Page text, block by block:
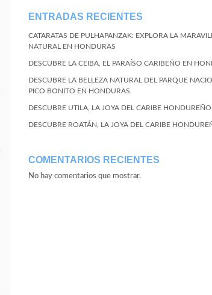
ENTRADAS RECIENTES
CATARATAS DE PULHAPANZAK: EXPLORA LA
NATURAL EN HONDURAS
DESCUBRE LA CEIBA, EL PARAÍSO CARIBEÑO EN
DESCUBRE LA BELLEZA NATURAL DEL PARQUE
PICO BONITO EN HONDURAS.
DESCUBRE UTILA, LA JOYA DEL CARIBE HONDUREÑO
DESCUBRE ROATÁN, LA JOYA DEL CARIBE
COMENTARIOS RECIENTES
No hay comentarios que mostrar.